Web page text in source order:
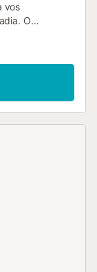
vos
O
os utensílios
fácil acesso a
carro. A
24 horas e,